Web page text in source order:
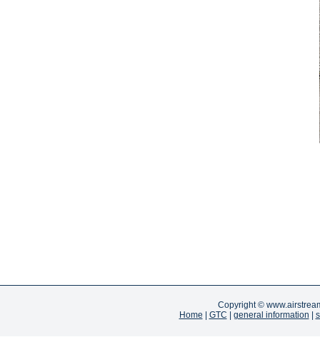
Copyright ©
Home
GTC general information